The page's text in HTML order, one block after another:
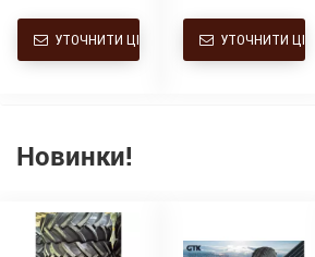
УТОЧНИТИ ЦІНУ УТОЧНИТИ ЦІНУ
Новинки!